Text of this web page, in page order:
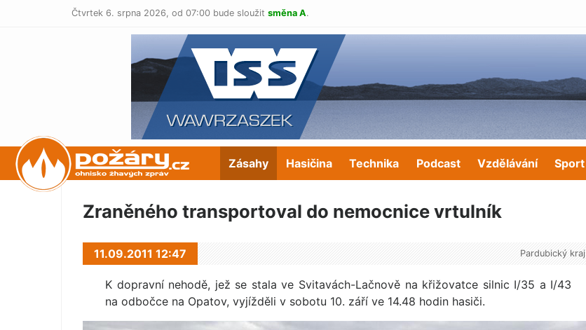
Čtvrtek 6. srpna 2026, od 07:00 bude sloužit směna A.
POŽÁRY.cz Zásahy Hasičina Technika Podcast Vzdělávání Sport
Zraněného transportoval do nemocnice vrtulník
11.09.2011 12:47 Pardubický kraj
K dopravní nehodě, jež se stala ve Svitavách-Lačnově na křižovatce silnic I/35 a I/43
na odbočce na Opatov, vyjížděli v sobotu 10. září ve 14.48 hodin hasiči.